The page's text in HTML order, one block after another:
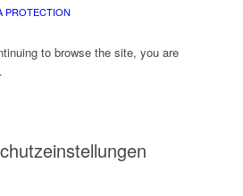
PROTECTION
to browse the site, you are